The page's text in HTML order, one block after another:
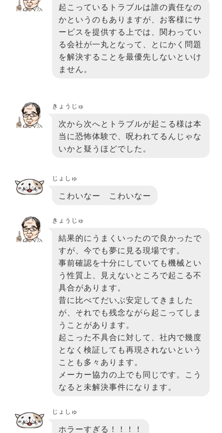
起こっているトラブルは誰の責任なの
かというのもありますが、お客様にサ
ービスを提供する上では、関わってい
る会社が一丸となって、とにかく問題
を解決することを最優先しないといけ
ません。
きょうじゅ
次から次へとトラブルが起こる様は本
当に恐怖体験で、呪われてるんじゃな
いかと疑うほどでした。
じょしゅ
こわいなー こわいなー
きょうじゅ
結果的にうまくいったので良かったで
すが、今でも夢に見る現場です。
事前確認を十分にしていても機械とい
う性質上、見えないところで起こる不
具合があります。
昔に比べてだいぶ安定してきました
が、それでも残念ながら起こってしま
うことがあります。
起こった不具合に対して、社内で幾度
となく検証しても再現されないという
ことも多々あります。
メーカー協力の上でも同じです。こう
なると未解決事件になります。
じょしゅ
ホラーすぎる！！！！